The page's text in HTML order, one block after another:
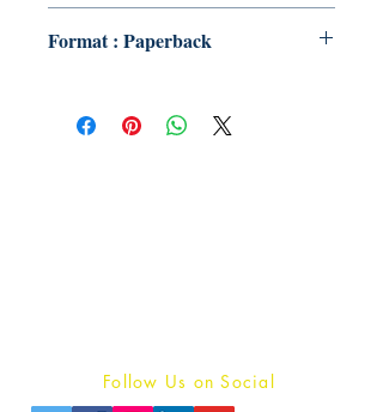
Format : Paperback
Follow Us on Social